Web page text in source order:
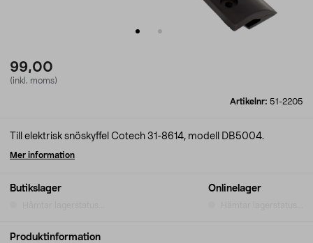
99,00
(inkl. moms)
Artikelnr: 51-2205
Butikslager Onlinelager
Till elektrisk snöskyffel Cotech 31-8614, modell DB5004.
Mer information
Produktinformation